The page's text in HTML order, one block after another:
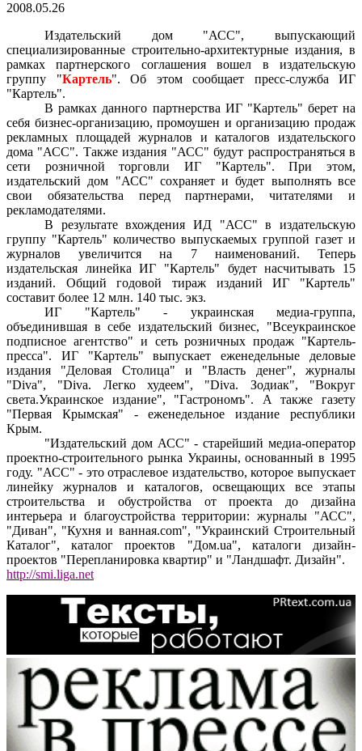
2008.05.26
Издательский дом "АСС", выпускающий
специализированные строительно-архитектурные издания, в
рамках партнерского соглашения вошел в издательскую
группу "Картель". Об этом сообщает пресс-служба ИГ
"Картель".
В рамках данного партнерства ИГ "Картель" берет на
себя бизнес-организацию, промоушен и организацию продаж
рекламных площадей журналов и каталогов издательского
дома "АСС". Также издания "АСС" будут распространяться в
сети розничной торговли ИГ "Картель". При этом,
издательский дом "АСС" сохраняет и будет выполнять все
свои обязательства перед партнерами, читателями и
рекламодателями.
В результате вхождения ИД "АСС" в издательскую
группу "Картель" количество выпускаемых группой газет и
журналов увеличится на 7 наименований. Теперь
издательская линейка ИГ "Картель" будет насчитывать 15
изданий. Общий годовой тираж изданий ИГ "Картель"
составит более 12 млн. 140 тыс. экз.
ИГ "Картель" - украинская медиа-группа,
объединившая в себе издательский бизнес, "Всеукраинское
подписное агентство" и сеть розничных продаж "Картель-
пресса". ИГ "Картель" выпускает еженедельные деловые
издания "Деловая Столица" и "Власть денег", журналы
"Diva", "Diva. Легко худеем", "Diva. Зодиак", "Вокруг
света.Украинское издание", "Гастрономъ". А также газету
"Первая Крымская" - еженедельное издание республики
Крым.
"Издательский дом АСС" - старейший медиа-оператор
проектно-строительного рынка Украины, основанный в 1995
году. "АСС" - это отраслевое издательство, которое выпускает
линейку журналов и каталогов, освещающих все этапы
строительства и обустройства от проекта до дизайна
интерьера и благоустройства территории: журналы "АСС",
"Диван", "Кухня и ванная.com", "Украинский Строительный
Каталог", каталог проектов "Дом.ua", каталоги дизайн-
проектов "Перепланировка квартир" и "Ландшафт. Дизайн".
http://smi.liga.net